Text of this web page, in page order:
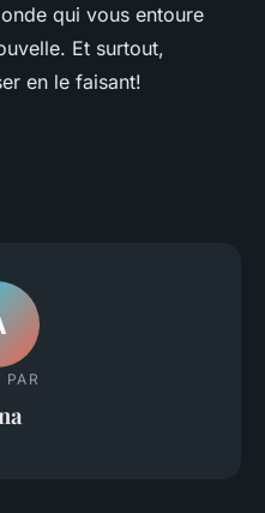
qui vous entoure
Et surtout,
en le faisant!
PAR